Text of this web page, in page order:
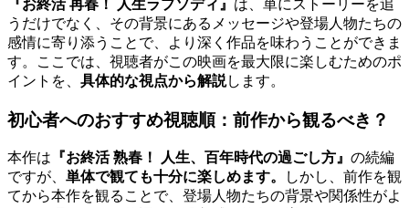
『お終活 再春！ 人生ラプソディ』 は、単にストーリーを追
うだけでなく、その背景にあるメッセージや登場人物たちの
感情に寄り添うことで、より深く作品を味わうことができま
す。ここでは、視聴者がこの映画を最大限に楽しむためのポ
イントを、 具体的な視点から解説します。
初心者へのおすすめ視聴順：前作から観るべき？
本作は 『お終活 熟春！ 人生、百年時代の過ごし方』 の続編
ですが、 単体で観ても十分に楽しめます。
しかし、前作を観
てから本作を観ることで、登場人物たちの背景や関係性がよ